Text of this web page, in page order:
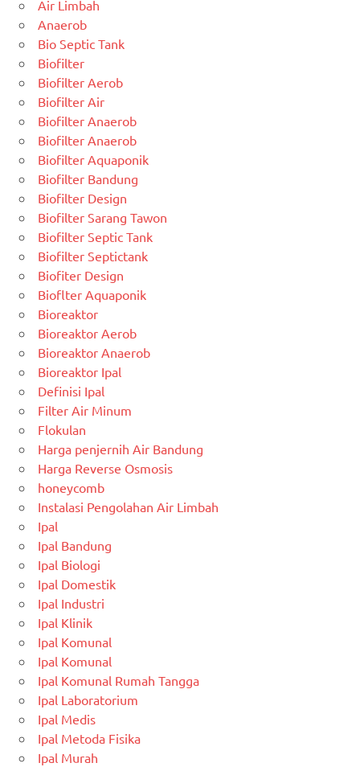
Air Limbah
Anaerob
Bio Septic Tank
Biofilter
Biofilter Aerob
Biofilter Air
Biofilter Anaerob
Biofilter Anaerob
Biofilter Aquaponik
Biofilter Bandung
Biofilter Design
Biofilter Sarang Tawon
Biofilter Septic Tank
Biofilter Septictank
Biofiter Design
Bioflter Aquaponik
Bioreaktor
Bioreaktor Aerob
Bioreaktor Anaerob
Bioreaktor Ipal
Definisi Ipal
Filter Air Minum
Flokulan
Harga penjernih Air Bandung
Harga Reverse Osmosis
honeycomb
Instalasi Pengolahan Air Limbah
Ipal
Ipal Bandung
Ipal Biologi
Ipal Domestik
Ipal Industri
Ipal Klinik
Ipal Komunal
Ipal Komunal
Ipal Komunal Rumah Tangga
Ipal Laboratorium
Ipal Medis
Ipal Metoda Fisika
Ipal Murah